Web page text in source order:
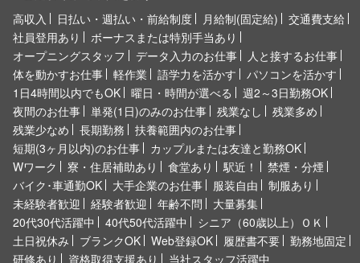
高収入 日払い・週払い・前給制度 月給制(固定給)
交通費支給
社員登用あり
ボーナスまたは特別手当あり
オープニングスタッフ
データ入力のお仕事
人と接するお仕事
体を動かすお仕事
軽作業 語学力を活かす
パソコンを活かす
1日4時間以内でもOK
曜日・時間が選べる
週2～3日勤務OK
夜間のお仕事
単発(1日)のみのお仕事 残業なし
残業多め
残業少なめ
長期勤務
扶養範囲内のお仕事
短期(3ヶ月以内)のお仕事
カップルまたは友達と勤務OK
Wワーク
寮・住居補助あり 食堂あり 駅近！
禁煙・分煙
バイク･車通勤OK
大手企業のお仕事 服装自由
制服あり
未経験者歓迎
経験者歓迎 年齢不問
大量募集
20代30代活躍中
40代50代活躍中
シニア（60歳以上）ＯＫ
土日祝休み
ブランクOK Web登録OK 履歴書不要
勤務地固定
研修あり
資格取得支援あり 当社スタッフ活躍中